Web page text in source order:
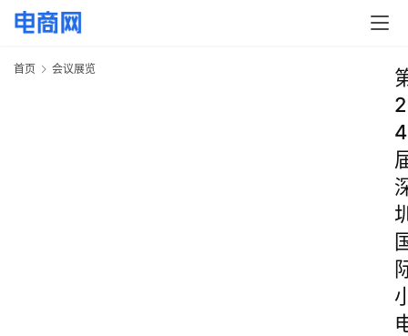
首页 会议展览
2
4